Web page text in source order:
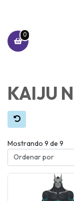
0
KAIJU
Mostrando 9 de 9